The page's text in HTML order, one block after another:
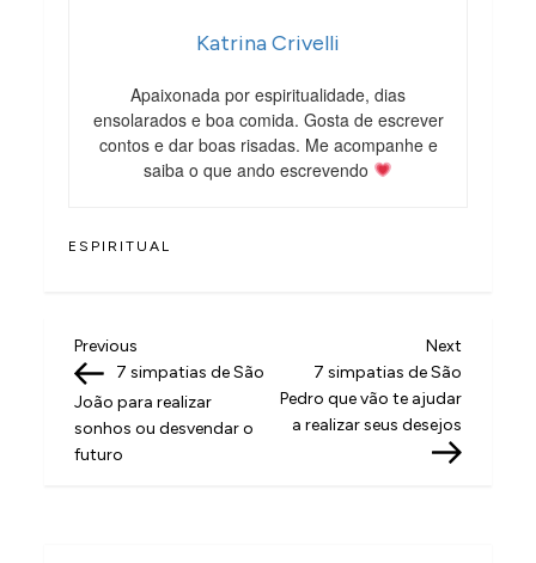
Katrina Crivelli
Apaixonada por espiritualidade, dias
ensolarados e boa comida. Gosta de escrever
contos e dar boas risadas. Me acompanhe e
saiba o que ando escrevendo
ESPIRITUAL
N
a
v
e
Previous
Post
Previous
7 simpatias de São
João para realizar
sonhos ou desvendar o
futuro
Next
Post
Next
7 simpatias de São
Pedro que vão te ajudar
a realizar seus desejos